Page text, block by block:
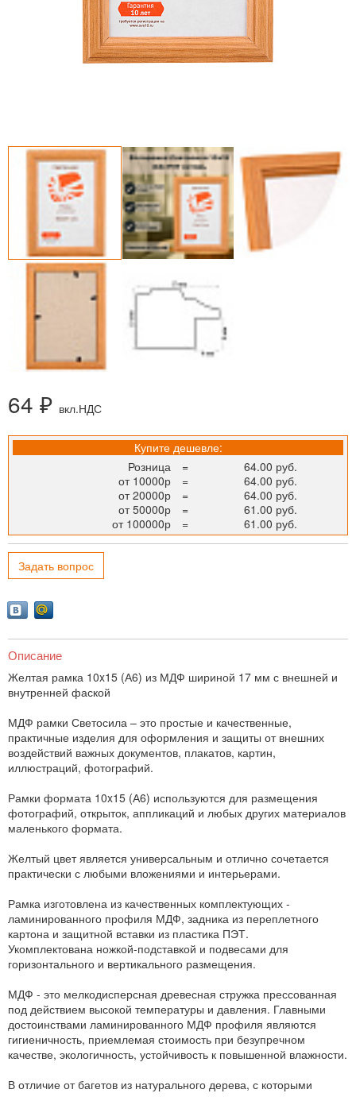
64 ₽ вкл.НДС
Купите дешевле:
Розница
=
64.00 руб.
от 10000р
=
64.00 руб.
от 20000р
=
64.00 руб.
от 50000р
=
61.00 руб.
от 100000р
= 61.00 руб.
Задать вопрос
Описание
Желтая рамка 10x15 (А6) из МДФ шириной 17 мм с внешней и
внутренней фаской
МДФ рамки Светосила – это простые и качественные,
практичные изделия для оформления и защиты от внешних
воздействий важных документов, плакатов, картин,
иллюстраций, фотографий.
Рамки формата 10x15 (А6) используются для размещения
фотографий, открыток, аппликаций и любых других материалов
маленького формата.
Желтый цвет является универсальным и отлично сочетается
практически с любыми вложениями и интерьерами.
Рамка изготовлена из качественных комплектующих -
ламинированного профиля МДФ, задника из переплетного
картона и защитной вставки из пластика ПЭТ.
Укомплектована ножкой-подставкой и подвесами для
горизонтального и вертикального размещения.
МДФ - это мелкодисперсная древесная стружка прессованная
под действием высокой температуры и давления. Главными
достоинствами ламинированного МДФ профиля являются
гигиеничность, приемлемая стоимость при безупречном
качестве, экологичность, устойчивость к повышенной влажности.
В отличие от багетов из натурального дерева, с которыми